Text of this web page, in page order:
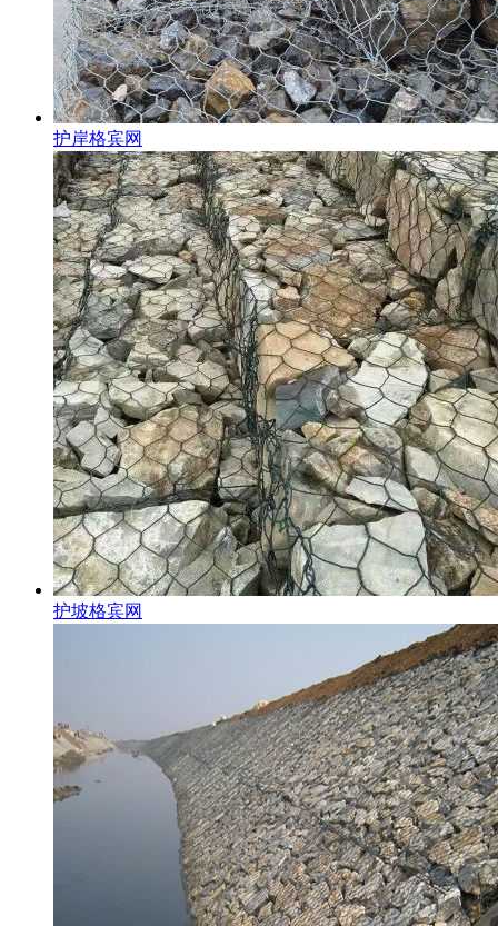
护岸格宾网
护坡格宾网